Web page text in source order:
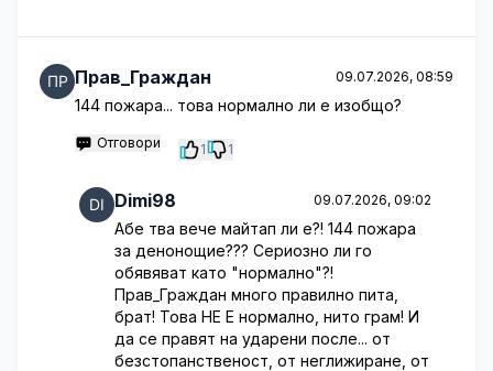
Прав_Граждан 09.07.2026, 08:59
144 пожара... това нормално ли е изобщо?
Отговори 1 1
Dimi98 09.07.2026, 09:02
Абе тва вече майтап ли е?! 144 пожара
за денонощие??? Сериозно ли го
обявяват като "нормално"?!
Прав_Граждан много правилно пита,
брат! Това НЕ Е нормално, нито грам! И
да се правят на ударени после... от
безстопанственост, от неглижиране, от